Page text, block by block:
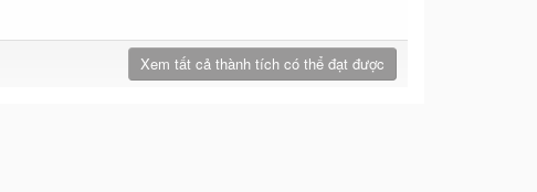
Xem tất cả thành tích có thể đạt được